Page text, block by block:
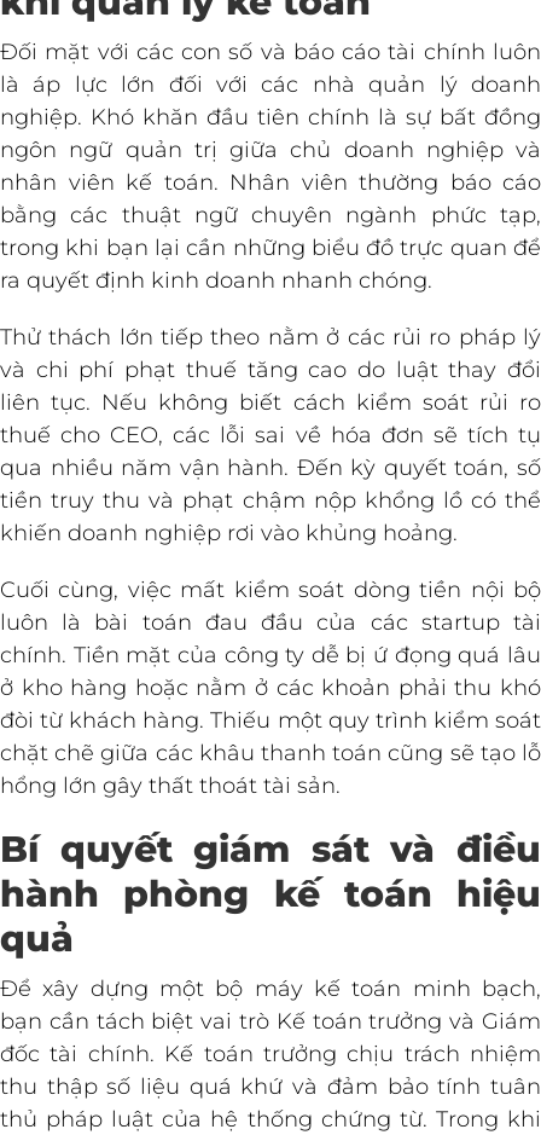
Đối mặt với các con số và báo cáo tài chính luôn
là áp lực lớn đối với các nhà quản lý doanh
nghiệp. Khó khăn đầu tiên chính là sự bất đồng
ngôn ngữ quản trị giữa chủ doanh nghiệp và
nhân viên kế toán. Nhân viên thường báo cáo
bằng các thuật ngữ chuyên ngành phức tạp,
trong khi bạn lại cần những biểu đồ trực quan để
ra quyết định kinh doanh nhanh chóng.
Thử thách lớn tiếp theo nằm ở các rủi ro pháp lý
và chi phí phạt thuế tăng cao do luật thay đổi
liên tục. Nếu không biết cách kiểm soát rủi ro
thuế cho CEO, các lỗi sai về hóa đơn sẽ tích tụ
qua nhiều năm vận hành. Đến kỳ quyết toán, số
tiền truy thu và phạt chậm nộp khổng lồ có thể
khiến doanh nghiệp rơi vào khủng hoảng.
Cuối cùng, việc mất kiểm soát dòng tiền nội bộ
luôn là bài toán đau đầu của các startup tài
chính. Tiền mặt của công ty dễ bị ứ đọng quá lâu
ở kho hàng hoặc nằm ở các khoản phải thu khó
đòi từ khách hàng. Thiếu một quy trình kiểm soát
chặt chẽ giữa các khâu thanh toán cũng sẽ tạo lỗ
hổng lớn gây thất thoát tài sản.
Bí quyết giám sát và điều
hành phòng kế toán hiệu
quả
Để xây dựng một bộ máy kế toán minh bạch,
bạn cần tách biệt vai trò Kế toán trưởng và Giám
đốc tài chính. Kế toán trưởng chịu trách nhiệm
thu thập số liệu quá khứ và đảm bảo tính tuân
thủ pháp luật của hệ thống chứng từ. Trong khi